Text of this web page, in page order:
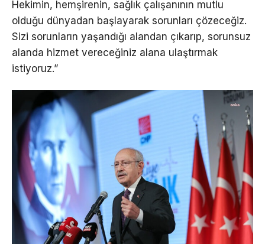
Hekimin, hemşirenin, sağlık çalışanının mutlu
olduğu dünyadan başlayarak sorunları çözeceğiz.
Sizi sorunların yaşandığı alandan çıkarıp, sorunsuz
alanda hizmet vereceğiniz alana ulaştırmak
istiyoruz.”